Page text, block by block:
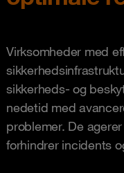
Virksomheder med
sikkerheds- og
nedetid med
problemer. De
forhindrer incidents